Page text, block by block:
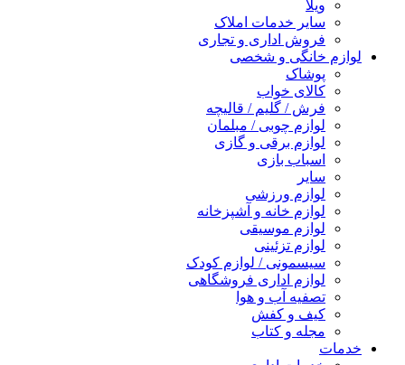
ویلا
سایر خدمات املاک
فروش اداری و تجاری
لوازم خانگی و شخصی
پوشاک
کالای خواب
فرش / گلیم / قالیچه
لوازم چوبی / مبلمان
لوازم برقی و گازی
اسباب بازی
سایر
لوازم ورزشی
لوازم خانه و آشپزخانه
لوازم موسیقی
لوازم تزئینی
سیسمونی / لوازم کودک
لوازم اداری فروشگاهی
تصفیه آب و هوا
کیف و کفش
مجله و کتاب
خدمات